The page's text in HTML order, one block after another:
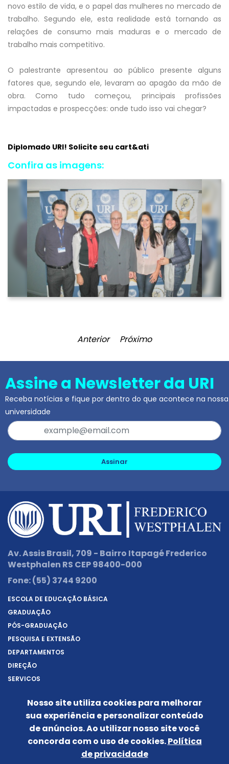
novo estilo de vida, e o papel das mulheres no mercado de
trabalho. Segundo ele, esta realidade está tornando as
relações de consumo mais maduras e o mercado de
trabalho mais competitivo.
O palestrante apresentou ao público presente alguns
fatores que, segundo ele, levaram ao apagão da mão de
obra. Como tudo começou, principais profissões
impactadas e prospecções: onde tudo isso vai chegar?
Diplomado URI! Solicite seu cart&ati
Confira as imagens:
Anterior Próximo
Assine a Newsletter da URI
Receba notícias e fique por dentro do que acontece na nossa
universidade
Assinar
Av. Assis Brasil, 709 - Bairro Itapagé Frederico
Westphalen RS CEP 98400-000
Fone:(55) 3744 9200
ESCOLA DE EDUCAÇÃO BÁSICA
GRADUAÇÃO
PÓS-GRADUAÇÃO
PESQUISA E EXTENSÃO
DEPARTAMENTOS
DIREÇÃO
SERVIÇOS
REITORIA
NOTÍCIAS
CONHEÇA O CÂMPUS
IDENTIDADE VISUAL
Nosso site utiliza cookies para melhorar
sua experiência e personalizar conteúdo
de anúncios. Ao utilizar nosso site você
concorda com o uso de cookies.Política
de privacidade